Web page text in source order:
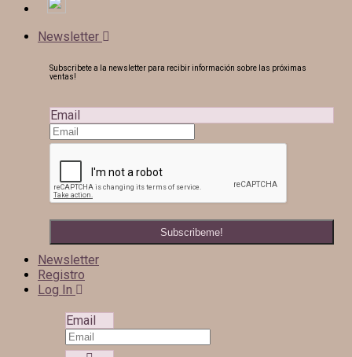
Newsletter
Subscribete a la newsletter para recibir información sobre las próximas
ventas!
Email
Newsletter
Registro
Log In
Email